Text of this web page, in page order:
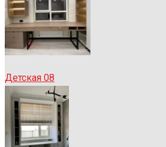
Детская 08